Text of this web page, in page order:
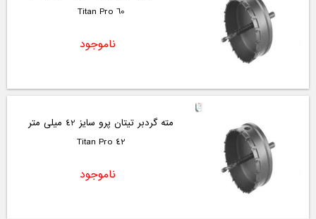
Titan Pro 60
ناموجود
مته گردبر تیتان پرو سایز 42 میلی متر
Titan Pro 42
ناموجود